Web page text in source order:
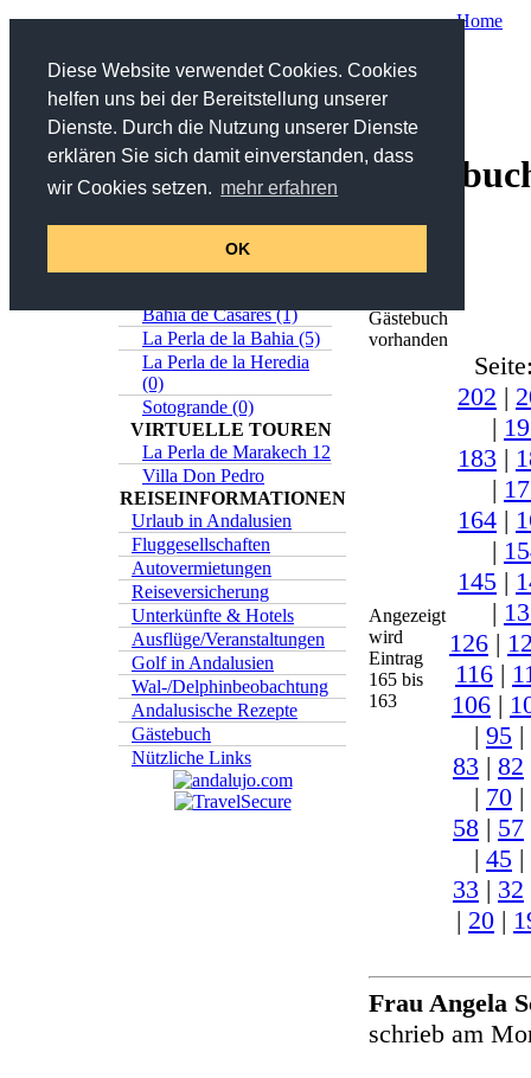
Diese Website verwendet Cookies. Cookies
helfen uns bei der Bereitstellung unserer
Dienste. Durch die Nutzung unserer Dienste
erklären Sie sich damit einverstanden, dass
wir Cookies setzen. mehr erfahren
OK
Home
Suche
in Titel und Beschreibung
Erweiterte Suche
Online-Katalog
Estepona (5)
Bahia de Casares (1)
La Perla de la Bahia (5)
La Perla de la Heredia
(0)
Sotogrande (0)
VIRTUELLE TOUREN
La Perla de Marakech 12
Villa Don Pedro
REISEINFORMATIONEN
Urlaub in Andalusien
Fluggesellschaften
Autovermietungen
Reiseversicherung
Unterkünfte & Hotels
Ausflüge/Veranstaltungen
Golf in Andalusien
Wal-/Delphinbeobachtung
Andalusische Rezepte
Gästebuch
Nützliche Links
Einträge
Gästebuch
vorhanden
Angezeigt
wird
Eintrag
165 bis
163
202 |
|
183 |
|
164 |
|
145 |
|
126 |
116 |
106 |
| 95 |
83 | 82
| 70 |
58 | 57
| 45 |
33 | 32
| 20 |
Frau Angela
schrieb am